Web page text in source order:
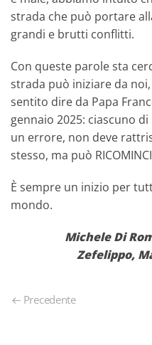
strada che può portare
grandi e brutti conflitti.
Con queste parole sta
strada può iniziare da
sentito dire da Papa
gennaio 2025: ciascuno
un errore, non deve
stesso, ma può
È sempre un inizio per
mondo.
Michele Di
Zefelippo,
Precedente